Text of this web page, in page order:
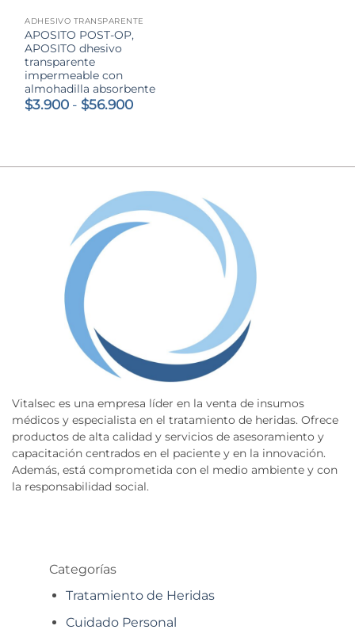
ADHESIVO TRANSPARENTE
APOSITO POST-OP,
APOSITO dhesivo
transparente
impermeable con
almohadilla absorbente
$3.900 - $56.900Rango
hasta
Vitalsec es una empresa líder en la venta de insumos
médicos y especialista en el tratamiento de heridas. Ofrece
productos de alta calidad y servicios de asesoramiento y
capacitación centrados en el paciente y en la innovación.
Además, está comprometida con el medio ambiente y con
la responsabilidad social.
Categorías
Tratamiento de Heridas
Cuidado Personal